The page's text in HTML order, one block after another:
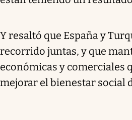
Y resaltó que España y
recorrido juntas, y que
económicas y comerciales
mejorar el bienestar social